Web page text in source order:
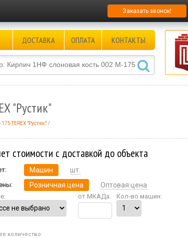
Заказать звонок!
ДОСТАВКА ОПЛАТА КОНТАКТЫ
"Рустик"
TEREX "Рустик"
стоимости с доставкой до объекта
Машин шт.
Розничная цена Оптовая цена
от МКАДа: Кол-во машин:
количество: